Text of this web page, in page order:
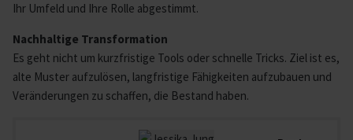
Ihr Umfeld und Ihre Rolle abgestimmt.
Nachhaltige Transformation
Es geht nicht um kurzfristige Tools oder schnelle Tricks. Ziel ist es,
alte Muster aufzulösen, langfristige Fähigkeiten aufzubauen und
Veränderungen zu schaffen, die Bestand haben.